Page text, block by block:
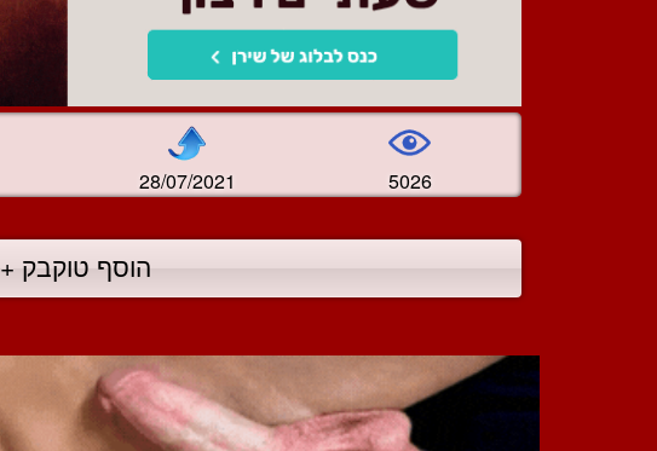
28/07/2021 5026
הוסף טוקבק +